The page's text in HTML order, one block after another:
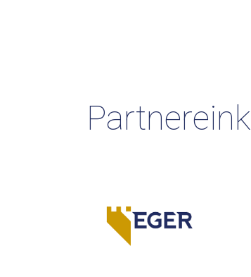
Partnereink